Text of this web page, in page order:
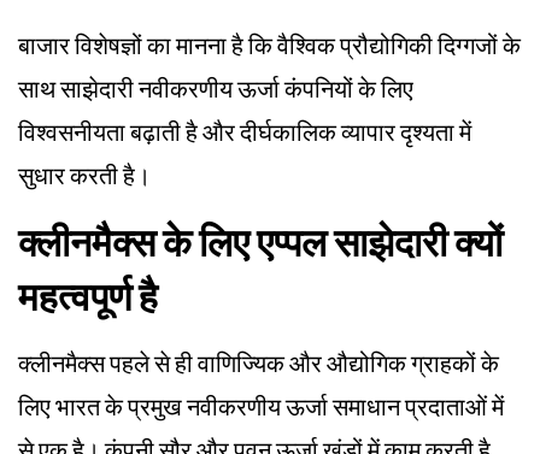
बाजार विशेषज्ञों का मानना है कि वैश्विक प्रौद्योगिकी दिग्गजों के
साथ साझेदारी नवीकरणीय ऊर्जा कंपनियों के लिए
विश्वसनीयता बढ़ाती है और दीर्घकालिक व्यापार दृश्यता में
सुधार करती है।
क्लीनमैक्स के लिए एप्पल साझेदारी क्यों
महत्वपूर्ण है
क्लीनमैक्स पहले से ही वाणिज्यिक और औद्योगिक ग्राहकों के
लिए भारत के प्रमुख नवीकरणीय ऊर्जा समाधान प्रदाताओं में